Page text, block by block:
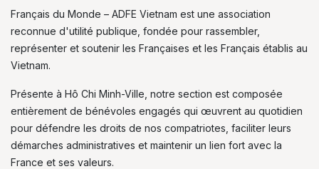
Français du Monde – ADFE Vietnam est une association
reconnue d'utilité publique, fondée pour rassembler,
représenter et soutenir les Françaises et les Français établis au
Vietnam.
Présente à Hô Chi Minh-Ville, notre section est composée
entièrement de bénévoles engagés qui œuvrent au quotidien
pour défendre les droits de nos compatriotes, faciliter leurs
démarches administratives et maintenir un lien fort avec la
France et ses valeurs.